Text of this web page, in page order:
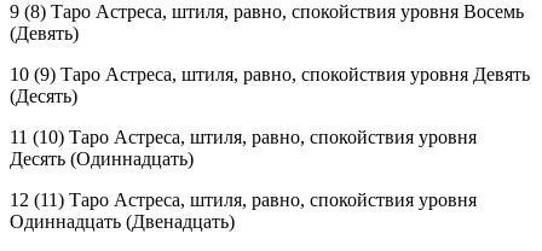
9 (8) Таро Астреса, штиля, равно, спокойствия уровня Восемь
(Девять)
10 (9) Таро Астреса, штиля, равно, спокойствия уровня Девять
(Десять)
11 (10) Таро Астреса, штиля, равно, спокойствия уровня
Десять (Одиннадцать)
12 (11) Таро Астреса, штиля, равно, спокойствия уровня
Одиннадцать (Двенадцать)